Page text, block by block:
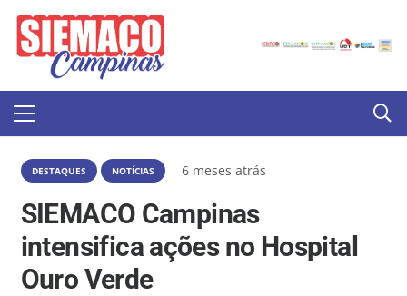
DESTAQUES NOTÍCIAS 6 meses atrás
SIEMACO Campinas
intensifica ações no Hospital
Ouro Verde